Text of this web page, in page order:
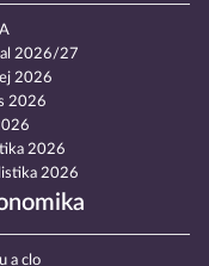
2026/27
2026
2026
2026
2026
a clo